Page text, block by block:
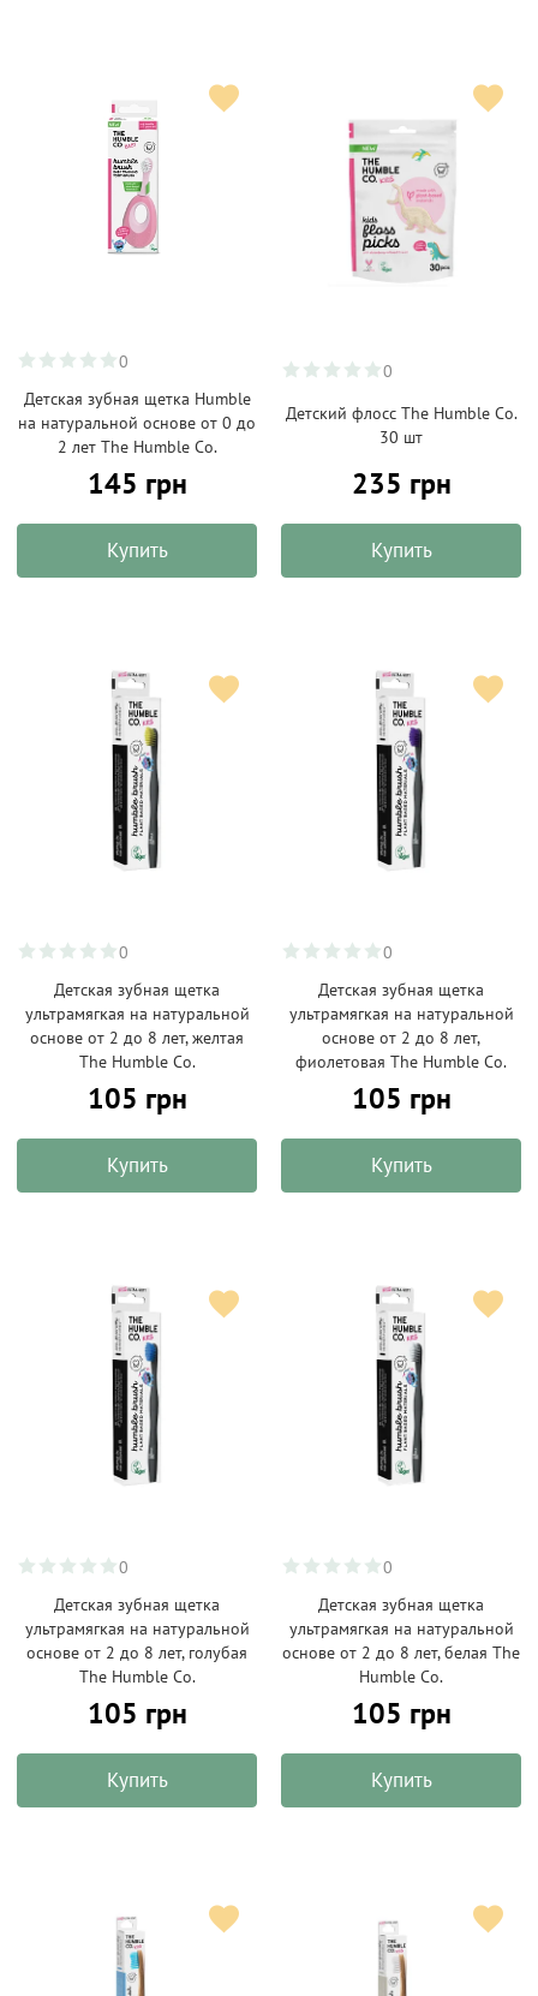
0
Детская зубная щетка Humble
на натуральной основе от 0 до
2 лет The Humble Co.
145 грн
Купить
0
Детский флосс The Humble Co.
30 шт
235 грн
Купить
0
Детская зубная щетка
ультрамягкая на натуральной
основе от 2 до 8 лет, желтая
The Humble Co.
105 грн
Купить
0
Детская зубная щетка
ультрамягкая на натуральной
основе от 2 до 8 лет,
фиолетовая The Humble Co.
105 грн
Купить
0
Детская зубная щетка
ультрамягкая на натуральной
основе от 2 до 8 лет, голубая
The Humble Co.
105 грн
Купить
0
Детская зубная щетка
ультрамягкая на натуральной
основе от 2 до 8 лет, белая The
Humble Co.
105 грн
Купить